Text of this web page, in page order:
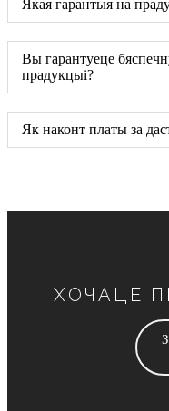
Якая гарантыя на
Вы гарантуеце
прадукцыі?
Як наконт платы за
ХОЧАЦЕ